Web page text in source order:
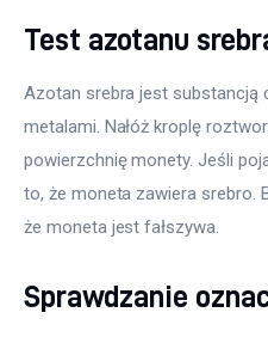
Test azotanu
Azotan srebra jest substancją
metalami. Nałóż kroplę
powierzchnię monety. Jeśli
to, że moneta zawiera srebro.
że moneta jest fałszywa.
Sprawdzanie